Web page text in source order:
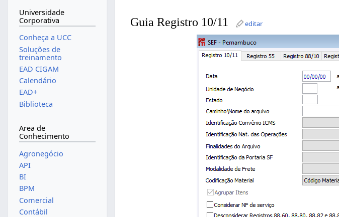
Guia Registro 10/11 editar
Universidade
Corporativa
Conheça a UCC
Soluções de
treinamento
EAD CIGAM
Calendário
EAD+
Biblioteca
Area de
Conhecimento
Agronegócio
API
BI
BPM
Comercial
Contábil